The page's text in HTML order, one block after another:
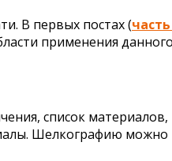
В первых постах (часть
применения
список
Шелкографию